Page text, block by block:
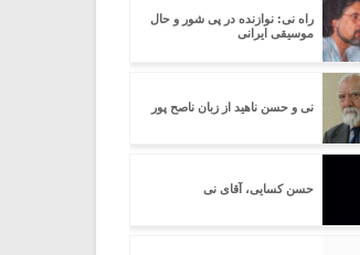
راه نی: نوازنده در پی شور و حال
موسیقی ایرانی
نی و حسن ناهید از زبان ناصح پور
حسن کسایی، آقای نی
میکلوش روژا
یادداشتی بر موسیقی
شیش و نیم»